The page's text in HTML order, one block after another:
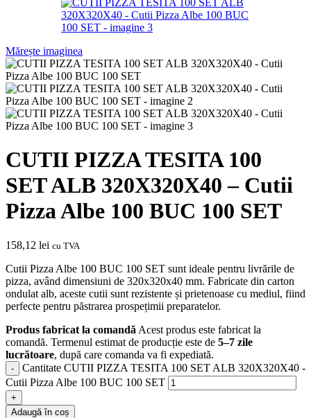
Mărește imaginea
CUTII PIZZA TESITA 100
SET ALB 320X320X40 – Cutii
Pizza Albe 100 BUC 100 SET
158,12 lei cu TVA
Cutii Pizza Albe 100 BUC 100 SET sunt ideale pentru livrările de
pizza, având dimensiuni de 320x320x40 mm. Fabricate din carton
ondulat alb, aceste cutii sunt rezistente și prietenoase cu mediul, fiind
perfecte pentru păstrarea prospețimii preparatelor.
Produs fabricat la comandă Acest produs este fabricat la
comandă. Termenul estimat de producție este de 5–7 zile
lucrătoare, după care comanda va fi expediată.
Cantitate CUTII PIZZA TESITA 100 SET ALB 320X320X40 -
Cutii Pizza Albe 100 BUC 100 SET
Adaugă în coș